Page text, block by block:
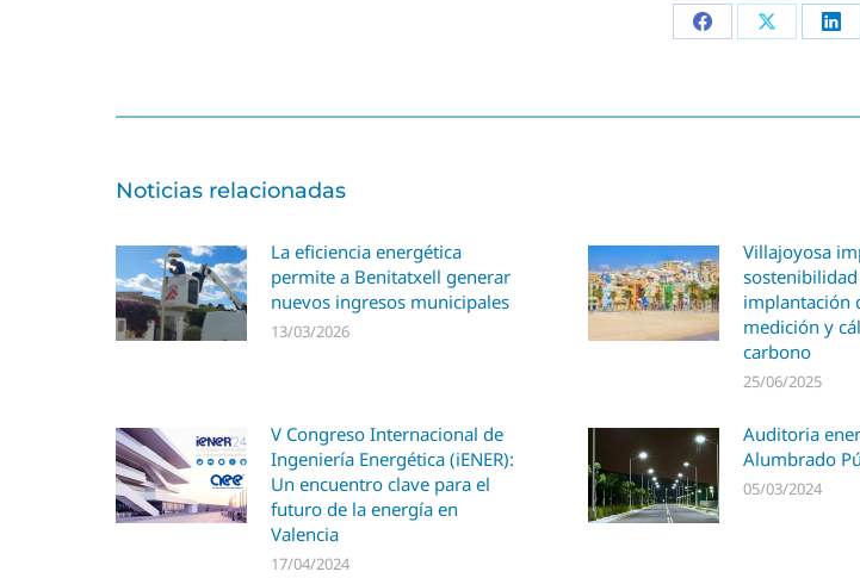
Noticias relacionadas
La eficiencia energética
permite a Benitatxell generar
nuevos ingresos municipales
13/03/2026
Villajoyosa
implantación
medición y
carbono
25/06/2025
V Congreso Internacional de
Ingeniería Energética (iENER):
Un encuentro clave para el
futuro de la energía en
Valencia
17/04/2024
Auditoria
Alumbrado
05/03/2024